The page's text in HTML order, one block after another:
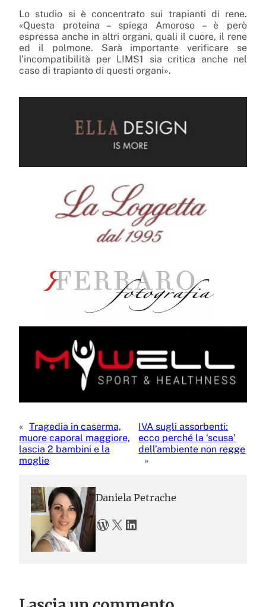
Lo studio si è concentrato sui trapianti di rene.
«Questa proteina – spiega Amoroso – è però
espressa anche in altri organi, quali il cuore, il rene
ed il polmone. Sarà importante verificare se
l’incompatibilità per LIMS1 sia critica anche nel
caso di trapianto di questi organi».
« Tragedia in caserma,
muore caporal maggiore,
lascia 2 bambini e la
moglie
IVA sugli assorbenti:
ecco perché la ‘scusa’
dell’ambiente non regge
»
Daniela Petrache
WordPress X LinkedIn